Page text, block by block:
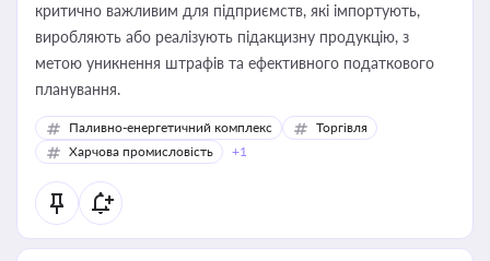
критично важливим для підприємств, які імпортують,
виробляють або реалізують підакцизну продукцію, з
метою уникнення штрафів та ефективного податкового
планування.
Паливно-енергетичний комплекс
Торгівля
Харчова промисловість
+1